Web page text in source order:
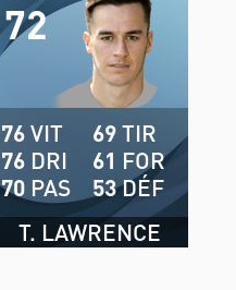
72
T. LAWRENCE
76VIT
76 DRI
70 PAS
69TIR
61 FOR
53DÉF